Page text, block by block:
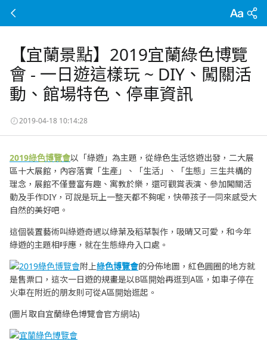
【宜蘭景點】2019宜蘭綠色博覽
會 - 一日遊這樣玩 ~ DIY、闖關活
動、館場特色、停車資訊
2019-04-18 10:14:28
2019綠色博覽會以「綠遊」為主題，從綠色生活悠遊出發，二大展
區十大展館，內容落實「生產」、「生活」、「生態」三生共構的
理念，展館不僅豐富有趣、寓教於樂，還可觀賞表演、參加闖關活
動及手作DIY，可說是玩上一整天都不夠呢，快帶孩子一同來感受大
自然的美好吧。
這個裝置藝術叫綠遊奇遇以綠葉及稻草製作，吸晴又可愛，和今年
綠遊的主題相呼應，就在生態綠舟入口處。
附上綠色博覽會的分佈地圖，紅色圓圈的地方就
是售票口，這次一日遊的規畫是以B區開始再逛到A區，如車子停在
火車在附近的朋友則可從A區開始逛起。
(圖片取自宜蘭綠色博覽會官方網站)